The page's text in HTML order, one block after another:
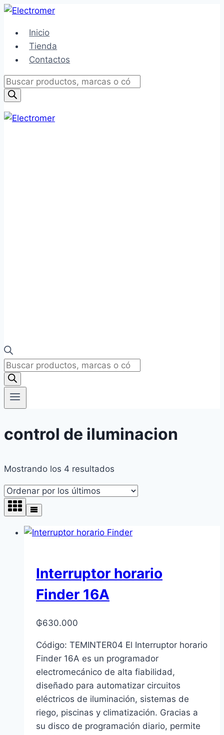
Saltar
contenido
Inicio
Tienda
Contactos
Búsqueda
de
Búsqueda
de
productos
control de iluminacion
Mostrando los 4 resultados
los
Interruptor horario
Finder 16A
₲630.000
Código: TEMINTER04 El Interruptor horario
Finder 16A es un programador
electromecánico de alta fiabilidad,
diseñado para automatizar circuitos
eléctricos de iluminación, sistemas de
riego, piscinas y climatización. Gracias a
su disco de programación diario, permite